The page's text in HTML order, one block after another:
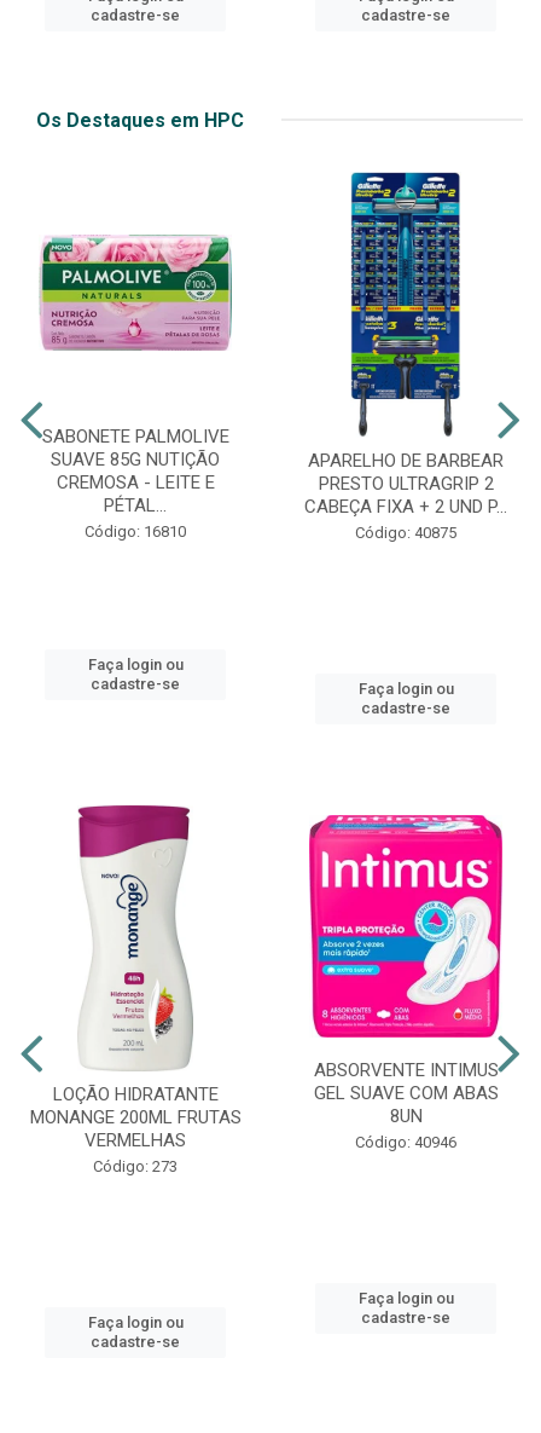
cadastre-se
cadastre-se
Os Destaques em HPC
SABONETE PALMOLIVE
SUAVE 85G NUTIÇÃO
CREMOSA - LEITE E
PÉTAL...
Código: 16810
Faça login ou
cadastre-se
APARELHO DE BARBEAR
PRESTO ULTRAGRIP 2
CABEÇA FIXA + 2 UND P...
Código: 40875
Faça login ou
cadastre-se
LOÇÃO HIDRATANTE
MONANGE 200ML FRUTAS
VERMELHAS
Código: 273
Faça login ou
cadastre-se
ABSORVENTE INTIMUS
GEL SUAVE COM ABAS
8UN
Código: 40946
Faça login ou
cadastre-se